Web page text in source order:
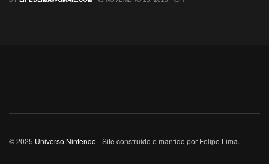
© 2025 Universo Nintendo - Site construído e mantido por Felipe Lima.